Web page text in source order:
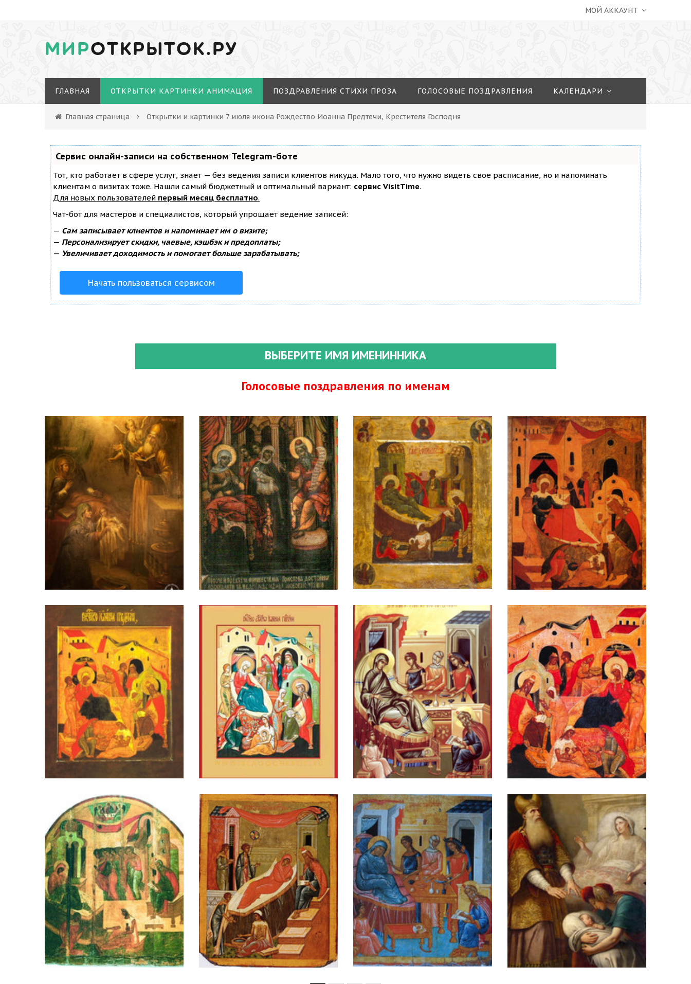
МОЙ АККАУНТ
МИРОТКРЫТОК.РУ
ГЛАВНАЯ ОТКРЫТКИ КАРТИНКИ АНИМАЦИЯ ПОЗДРАВЛЕНИЯ СТИХИ ПРОЗА ГОЛОСОВЫЕ ПОЗДРАВЛЕНИЯ КАЛЕНДАРИ
Главная страница Открытки и картинки 7 июля икона Рождество Иоанна Предтечи, Крестителя Господня
Сервис онлайн-записи на собственном Telegram-боте
Тот, кто работает в сфере услуг, знает — без ведения записи клиентов никуда. Мало того, что нужно видеть свое расписание, но и напоминать
клиентам о визитах тоже. Нашли самый бюджетный и оптимальный вариант: сервис VisitTime.
Для новых пользователей первый месяц бесплатно.
Чат-бот для мастеров и специалистов, который упрощает ведение записей:
— Сам записывает клиентов и напоминает им о визите;
— Персонализирует скидки, чаевые, кэшбэк и предоплаты;
— Увеличивает доходимость и помогает больше зарабатывать;
Начать пользоваться сервисом
ВЫБЕРИТЕ ИМЯ ИМЕНИННИКА
Голосовые поздравления по именам